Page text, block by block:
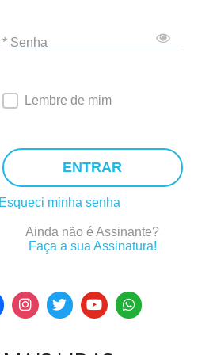
* Senha
Lembre de mim
ENTRAR
Esqueci minha senha
Ainda não é Assinante?
Faça a sua Assinatura!